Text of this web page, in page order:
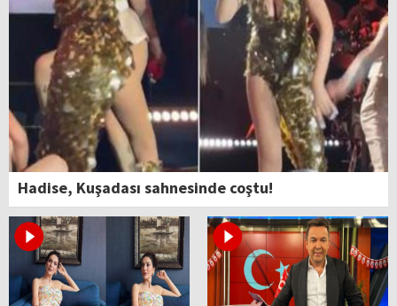
Hadise, Kuşadası sahnesinde coştu!